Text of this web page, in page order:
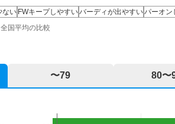
ない FWキープしやすいバーディが出やすいパーオン
国平均の比較
〜79 80〜